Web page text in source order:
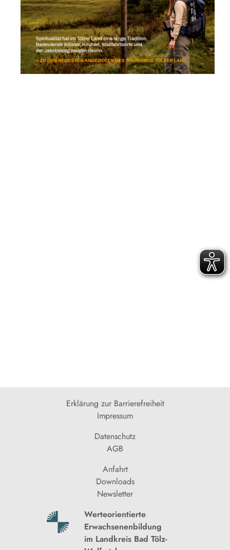
Erklärung zur Barrierefreiheit
Impressum
Datenschutz
AGB
Anfahrt
Downloads
Newsletter
Werteorientierte
Erwachsenenbildung
im Landkreis Bad Tölz-